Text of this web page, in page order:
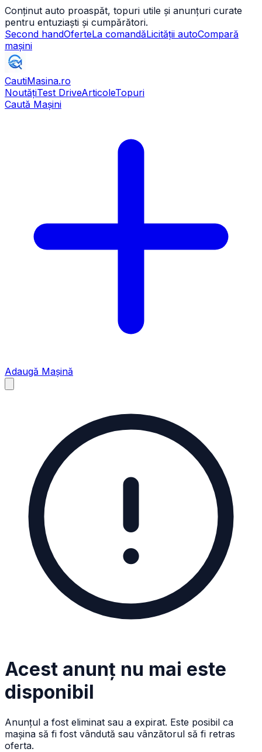
Conținut auto proaspăt, topuri utile și anunțuri curate
pentru entuziaști și cumpărători.
Second handOferteLa comandăLicității autoCompară
mașini
CautiMasina.ro
NoutățiTest DriveArticoleTopuri
Caută Mașini
Adaugă Mașină
Acest anunț nu mai este
disponibil
Anunțul a fost eliminat sau a expirat. Este posibil ca
mașina să fi fost vândută sau vânzătorul să fi retras
oferta.